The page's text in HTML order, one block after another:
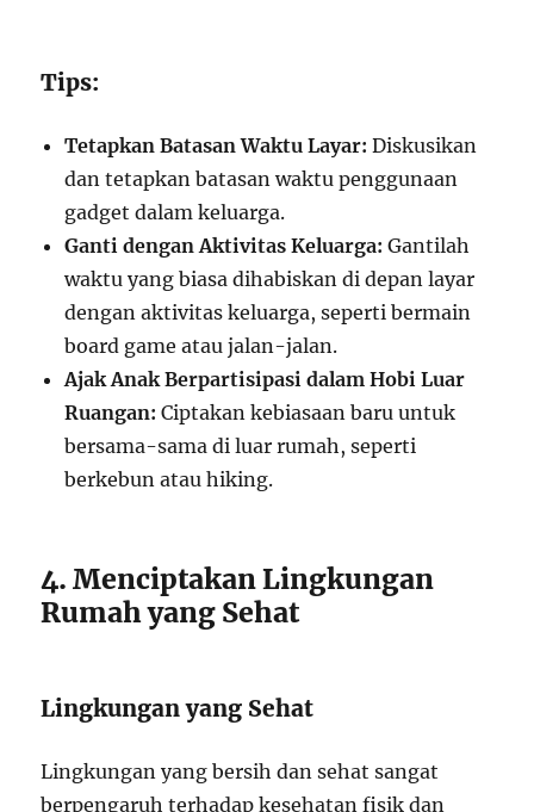
Tips:
Tetapkan Batasan Waktu Layar: Diskusikan
dan tetapkan batasan waktu penggunaan
gadget dalam keluarga.
Ganti dengan Aktivitas Keluarga: Gantilah
waktu yang biasa dihabiskan di depan layar
dengan aktivitas keluarga, seperti bermain
board game atau jalan-jalan.
Ajak Anak Berpartisipasi dalam Hobi Luar
Ruangan: Ciptakan kebiasaan baru untuk
bersama-sama di luar rumah, seperti
berkebun atau hiking.
4. Menciptakan Lingkungan
Rumah yang Sehat
Lingkungan yang Sehat
Lingkungan yang bersih dan sehat sangat
berpengaruh terhadap kesehatan fisik dan